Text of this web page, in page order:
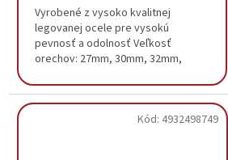
Vyrobené z vysoko kvalitnej
legovanej ocele pre vysokú
pevnosť a odolnosť Veľkosť
orechov: 27mm, 30mm, 32mm,
Kód: 4932498749